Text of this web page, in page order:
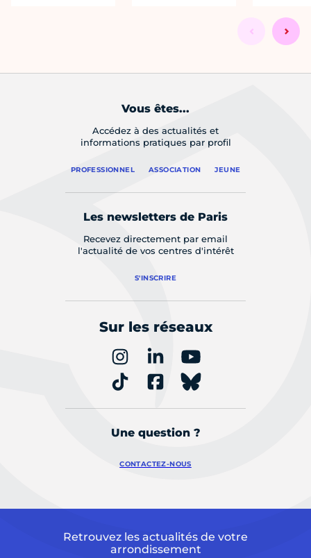
Vous êtes...
Accédez à des actualités et
informations pratiques par profil
PROFESSIONNEL ASSOCIATION JEUNE
Les newsletters de Paris
Recevez directement par email
l'actualité de vos centres d'intérêt
S'INSCRIRE
Sur les réseaux
Une question ?
CONTACTEZ-NOUS
Retrouvez les actualités de votre
arrondissement